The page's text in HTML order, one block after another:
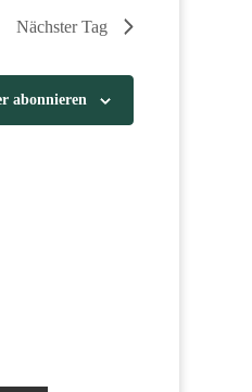
Nächster Tag
abonnieren